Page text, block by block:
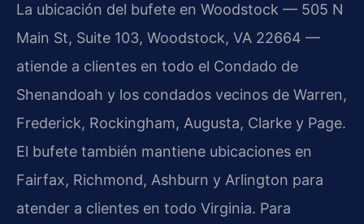
La ubicación del bufete en Woodstock — 505 N
Main St, Suite 103, Woodstock, VA 22664 —
atiende a clientes en todo el Condado de
Shenandoah y los condados vecinos de Warren,
Frederick, Rockingham, Augusta, Clarke y Page.
El bufete también mantiene ubicaciones en
Fairfax, Richmond, Ashburn y Arlington para
atender a clientes en todo Virginia. Para